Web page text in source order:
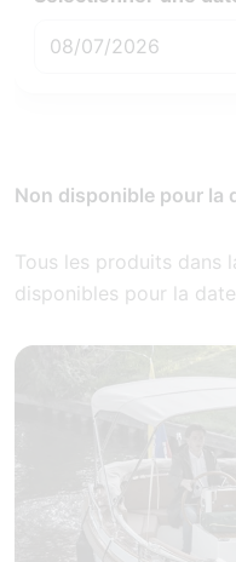
Non disponible pour la
Tous les produits dans
disponibles pour la